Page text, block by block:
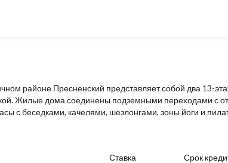
районе Пресненский представляет собой два 13-
Жилые дома соединены подземными переходами с
с беседками, качелями, шезлонгами, зоны йоги и
Ставка Срок